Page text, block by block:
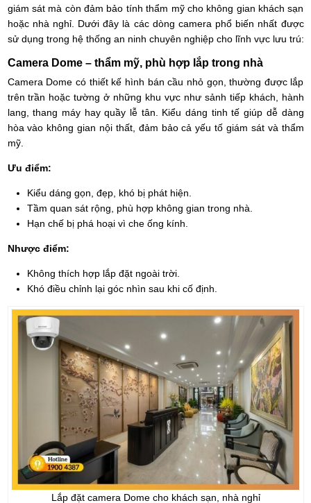
giám sát mà còn đảm bảo tính thẩm mỹ cho không gian khách sạn
hoặc nhà nghỉ. Dưới đây là các dòng camera phổ biến nhất được
sử dụng trong hệ thống an ninh chuyên nghiệp cho lĩnh vực lưu trú:
Camera Dome – thẩm mỹ, phù hợp lắp trong nhà
Camera Dome có thiết kế hình bán cầu nhỏ gọn, thường được lắp
trên trần hoặc tường ở những khu vực như sảnh tiếp khách, hành
lang, thang máy hay quầy lễ tân. Kiểu dáng tinh tế giúp dễ dàng
hòa vào không gian nội thất, đảm bảo cả yếu tố giám sát và thẩm
mỹ.
Ưu điểm:
Kiểu dáng gọn, đẹp, khó bị phát hiện.
Tầm quan sát rộng, phù hợp không gian trong nhà.
Hạn chế bị phá hoại vì che ống kính.
Nhược điểm:
Không thích hợp lắp đặt ngoài trời.
Khó điều chỉnh lại góc nhìn sau khi cố định.
Lắp đặt camera Dome cho khách sạn, nhà nghỉ